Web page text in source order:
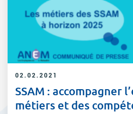
02.02.2021
SSAM : accompagner
métiers et des